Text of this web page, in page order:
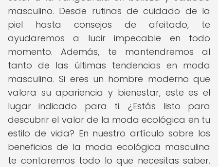
masculino. Desde rutinas de cuidado de la
piel hasta consejos de afeitado, te
ayudaremos a lucir impecable en todo
momento. Además, te mantendremos al
tanto de las últimas tendencias en moda
masculina. Si eres un hombre moderno que
valora su apariencia y bienestar, este es el
lugar indicado para ti. ¿Estás listo para
descubrir el valor de la moda ecológica en tu
estilo de vida? En nuestro artículo sobre los
beneficios de la moda ecológica masculina
te contaremos todo lo que necesitas saber.